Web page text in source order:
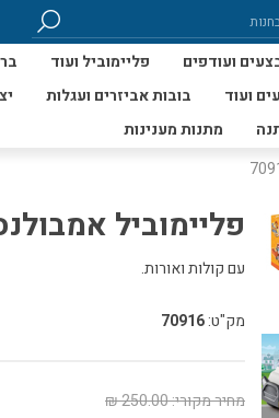
ועודפים פליימוביל ועוד
ועוד בובות אביזרים ועגלות
מתנות מענינות
פליימוביל אמבולנס
עם קולות ואורות.
מק"ט:70916
מחיר מקורי:250.00 ₪